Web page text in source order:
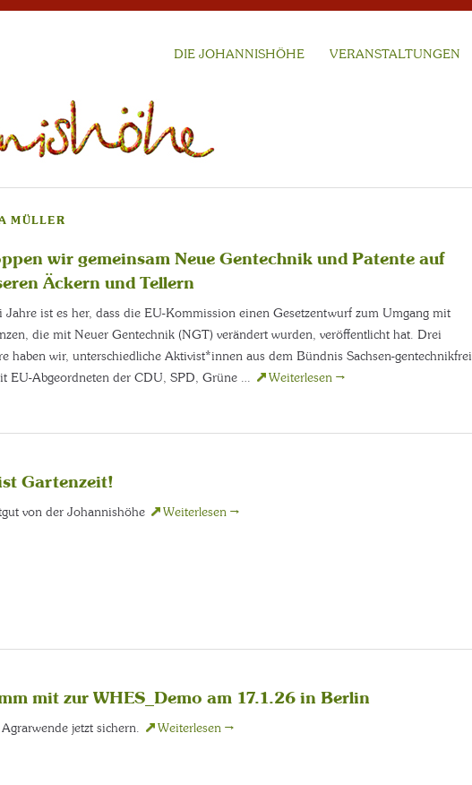
DIE JOHANNISHÖHE VERANSTALTUNGEN
MÜLLER
wir gemeinsam Neue Gentechnik und Patente auf
Äckern und Tellern
Jahre ist es her, dass die EU-Kommission einen Gesetzentwurf zum Umgang mit
die mit Neuer Gentechnik (NGT) verändert wurden, veröffentlicht hat. Drei
haben wir, unterschiedliche Aktivist*innen aus dem Bündnis Sachsen-gentechnikfrei
EU-Abgeordneten der CDU, SPD, Grüne …
Weiterlesen →
Gartenzeit!
von der Johannishöhe Weiterlesen →
mit zur WHES_Demo am 17.1.26 in Berlin
jetzt sichern. Weiterlesen →